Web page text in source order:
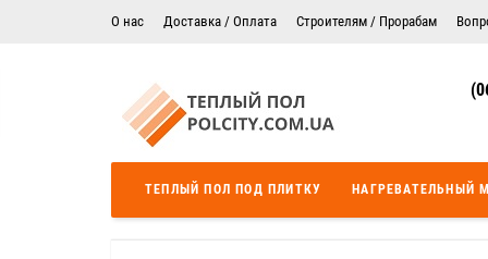
О нас Доставка / Оплата Строителям / Прорабам
Цены на монтаж теплого пола
Теплый пол в Днепропетровск
Теплый пол Одесса Теплый пол Черкассы
ТЕПЛЫЙ ПОЛ ПОД ПЛИТКУ НАГРЕВАТЕЛЬНЫЙ